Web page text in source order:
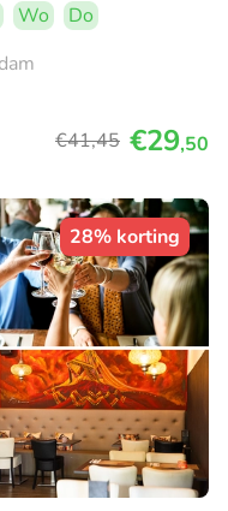
Wo
Do
€41,45 €29,50
28% korting